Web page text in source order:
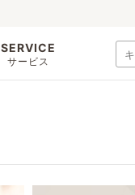
SERVICE
サービス